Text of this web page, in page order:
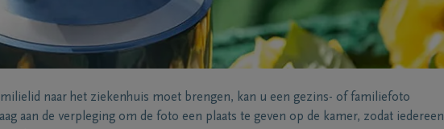
naar het ziekenhuis moet brengen, kan u een gezins- of familiefoto
aan de verpleging om de foto een plaats te geven op de kamer, zodat iedereen